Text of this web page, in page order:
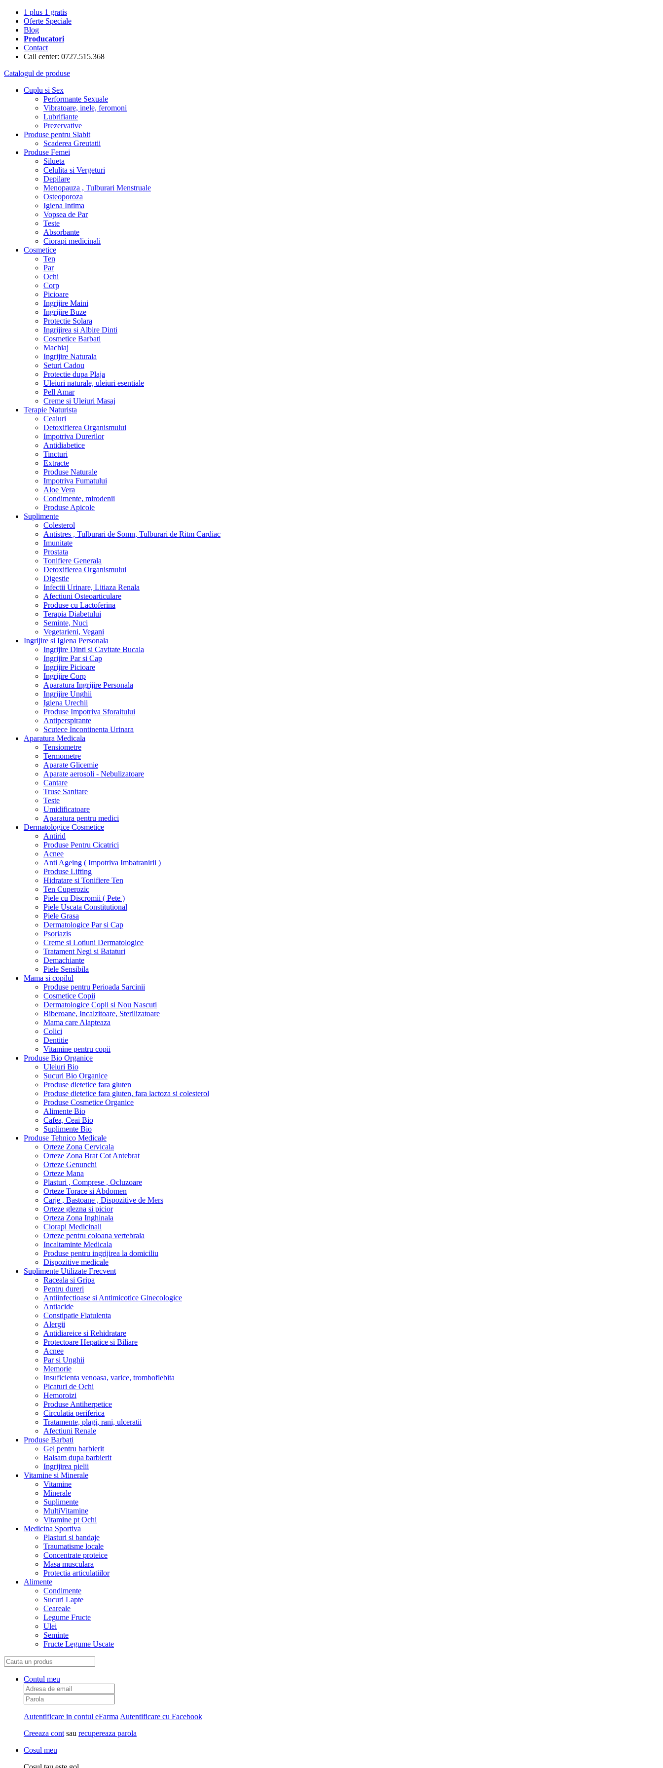
1 plus 1 gratis
Oferte Speciale
Blog
Producatori
Contact
Call center: 0727.515.368
Catalogul de produse
Cuplu si Sex
Performante Sexuale
Vibratoare, inele, feromoni
Lubrifiante
Prezervative
Produse pentru Slabit
Scaderea Greutatii
Produse Femei
Silueta
Celulita si Vergeturi
Depilare
Menopauza , Tulburari Menstruale
Osteoporoza
Igiena Intima
Vopsea de Par
Teste
Absorbante
Ciorapi medicinali
Cosmetice
Ten
Par
Ochi
Corp
Picioare
Ingrijire Maini
Ingrijire Buze
Protectie Solara
Ingrijirea si Albire Dinti
Cosmetice Barbati
Machiaj
Ingrijire Naturala
Seturi Cadou
Protectie dupa Plaja
Uleiuri naturale, uleiuri esentiale
Pell Amar
Creme si Uleiuri Masaj
Terapie Naturista
Ceaiuri
Detoxifierea Organismului
Impotriva Durerilor
Antidiabetice
Tincturi
Extracte
Produse Naturale
Impotriva Fumatului
Aloe Vera
Condimente, mirodenii
Produse Apicole
Suplimente
Colesterol
Antistres , Tulburari de Somn, Tulburari de Ritm Cardiac
Imunitate
Prostata
Tonifiere Generala
Detoxifierea Organismului
Digestie
Infectii Urinare, Litiaza Renala
Afectiuni Osteoarticulare
Produse cu Lactoferina
Terapia Diabetului
Seminte, Nuci
Vegetarieni, Vegani
Ingrijire si Igiena Personala
Ingrijire Dinti si Cavitate Bucala
Ingrijire Par si Cap
Ingrijire Picioare
Ingrijire Corp
Aparatura Ingrijire Personala
Ingrijire Unghii
Igiena Urechii
Produse Impotriva Sforaitului
Antiperspirante
Scutece Incontinenta Urinara
Aparatura Medicala
Tensiometre
Termometre
Aparate Glicemie
Aparate aerosoli - Nebulizatoare
Cantare
Truse Sanitare
Teste
Umidificatoare
Aparatura pentru medici
Dermatologice Cosmetice
Antirid
Produse Pentru Cicatrici
Acnee
Anti Ageing ( Impotriva Imbatranirii )
Produse Lifting
Hidratare si Tonifiere Ten
Ten Cuperozic
Piele cu Discromii ( Pete )
Piele Uscata Constitutional
Piele Grasa
Dermatologice Par si Cap
Psoriazis
Creme si Lotiuni Dermatologice
Tratament Negi si Bataturi
Demachiante
Piele Sensibila
Mama si copilul
Produse pentru Perioada Sarcinii
Cosmetice Copii
Dermatologice Copii si Nou Nascuti
Biberoane, Incalzitoare, Sterilizatoare
Mama care Alapteaza
Colici
Dentitie
Vitamine pentru copii
Produse Bio Organice
Uleiuri Bio
Sucuri Bio Organice
Produse dietetice fara gluten
Produse dietetice fara gluten, fara lactoza si colesterol
Produse Cosmetice Organice
Alimente Bio
Cafea, Ceai Bio
Suplimente Bio
Produse Tehnico Medicale
Orteze Zona Cervicala
Orteze Zona Brat Cot Antebrat
Orteze Genunchi
Orteze Mana
Plasturi , Comprese , Ocluzoare
Orteze Torace si Abdomen
Carje , Bastoane , Dispozitive de Mers
Orteze glezna si picior
Orteza Zona Inghinala
Ciorapi Medicinali
Orteze pentru coloana vertebrala
Incaltaminte Medicala
Produse pentru ingrijirea la domiciliu
Dispozitive medicale
Suplimente Utilizate Frecvent
Raceala si Gripa
Pentru dureri
Antiinfectioase si Antimicotice Ginecologice
Antiacide
Constipatie Flatulenta
Alergii
Antidiareice si Rehidratare
Protectoare Hepatice si Biliare
Acnee
Par si Unghii
Memorie
Insuficienta venoasa, varice, tromboflebita
Picaturi de Ochi
Hemoroizi
Produse Antiherpetice
Circulatia periferica
Tratamente, plagi, rani, ulceratii
Afectiuni Renale
Produse Barbati
Gel pentru barbierit
Balsam dupa barbierit
Ingrijirea pielii
Vitamine si Minerale
Vitamine
Minerale
Suplimente
MultiVitamine
Vitamine pt Ochi
Medicina Sportiva
Plasturi si bandaje
Traumatisme locale
Concentrate proteice
Masa musculara
Protectia articulatiilor
Alimente
Condimente
Sucuri Lapte
Ceareale
Legume Fructe
Ulei
Seminte
Fructe Legume Uscate
Contul meu
Autentificare in contul eFarma Autentificare cu Facebook
Creeaza cont sau recupereaza parola
Cosul meu